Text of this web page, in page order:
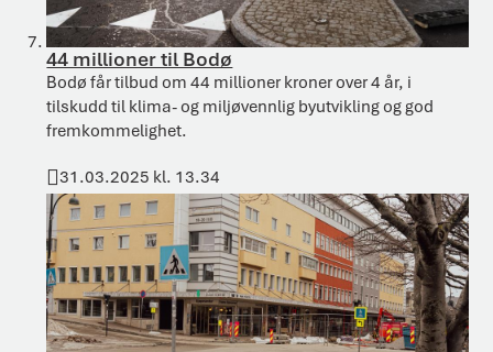
44 millioner til Bodø
Bodø får tilbud om 44 millioner kroner over 4 år, i
tilskudd til klima- og miljøvennlig byutvikling og god
fremkommelighet.
Publisert
31.03.2025 kl. 13.34